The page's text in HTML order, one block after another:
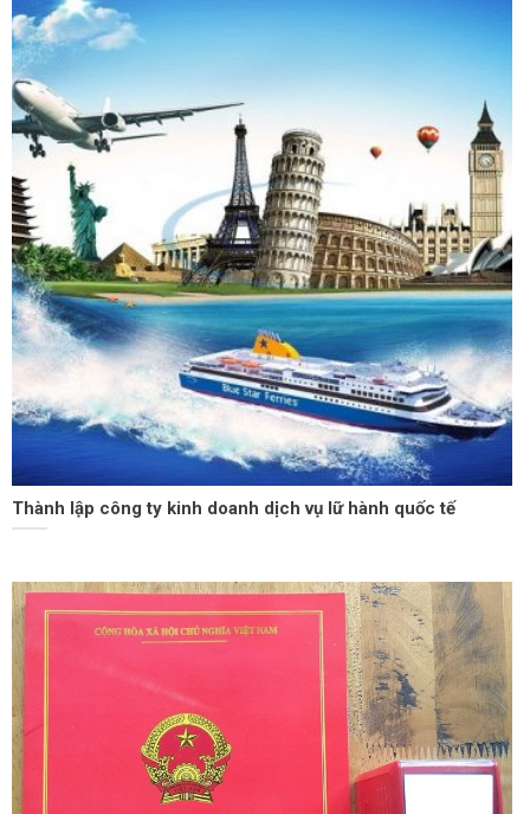
Thành lập công ty kinh doanh dịch vụ lữ hành quốc tế